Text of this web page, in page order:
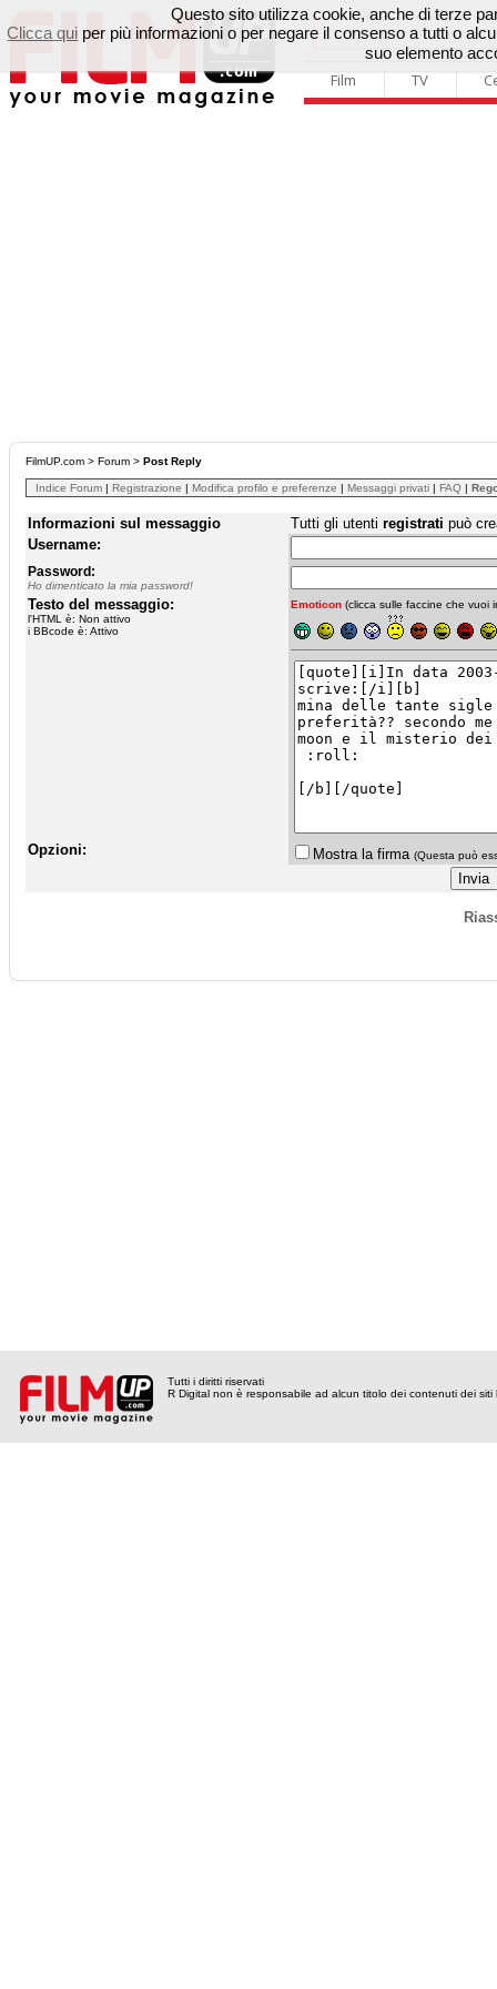
Film TV
FilmUP.com > Forum > Post Reply
Indice Forum | Registrazione | Modifica profilo e preferenze | Messaggi privati | FAQ |
Informazioni sul messaggio Tutti gli utenti registrati può
Username:
Password:
Ho dimenticato la mia password!
Testo del messaggio:
l'HTML è: Non attivo
i BBcode è: Attivo
Emoticon (clicca sulle faccine che vuoi
Opzioni: Mostra la firma (Questa può
Tutti i diritti riservati
R Digital non è responsabile ad alcun titolo dei contenuti dei siti
Questo sito utilizza cookie, anche di terze
Clicca qui per più informazioni o per negare il consenso a tutti o
suo elemento